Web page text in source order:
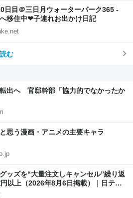
日目＠三日月ウォーターパーク365 -
移住中❤︎子連れお出かけ日記
む
出へ 官邸幹部「協力的でなかったか
思う漫画・アニメの主要キャラ
ッズを“大量注文しキャンセル”繰り返
上（2026年8月6日掲載）｜日テレ